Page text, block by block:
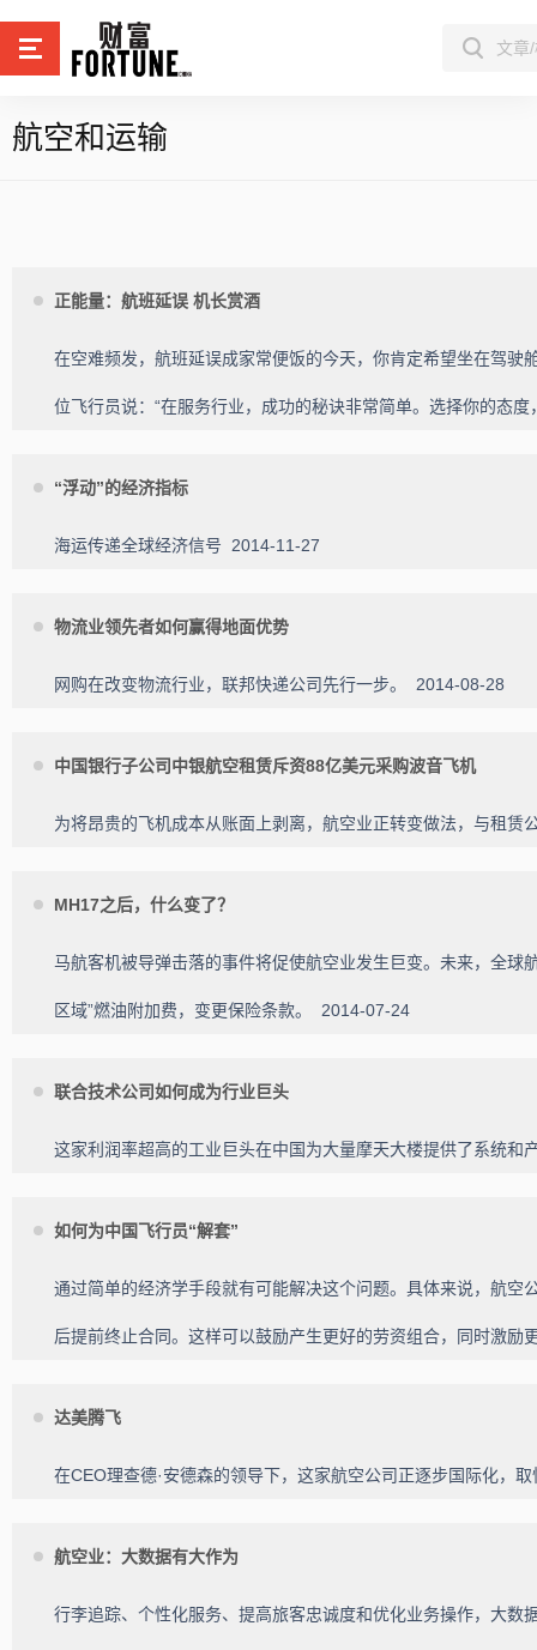
航空和运输
正能量：航班延误 机长赏酒
在空难频发，航班延误成家常便饭的今天，你肯定希望坐在驾驶
位飞行员说：“在服务行业，成功的秘诀非常简单。选择你的态
“浮动”的经济指标
海运传递全球经济信号 2014-11-27
物流业领先者如何赢得地面优势
网购在改变物流行业，联邦快递公司先行一步。 2014-08-28
中国银行子公司中银航空租赁斥资88亿美元采购波音飞机
为将昂贵的飞机成本从账面上剥离，航空业正转变做法，与租
MH17之后，什么变了？
马航客机被导弹击落的事件将促使航空业发生巨变。未来，全球
区域”燃油附加费，变更保险条款。 2014-07-24
联合技术公司如何成为行业巨头
这家利润率超高的工业巨头在中国为大量摩天大楼提供了系统
如何为中国飞行员“解套”
通过简单的经济学手段就有可能解决这个问题。具体来说，航
后提前终止合同。这样可以鼓励产生更好的劳资组合，同时激
达美腾飞
在CEO理查德·安德森的领导下，这家航空公司正逐步国际化，
航空业：大数据有大作为
行李追踪、个性化服务、提高旅客忠诚度和优化业务操作，大